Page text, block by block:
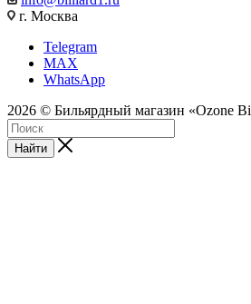
г. Москва
Telegram
MAX
WhatsApp
2026 © Бильярдный магазин «Ozone
Найти